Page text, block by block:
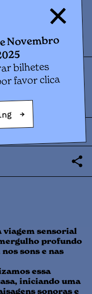
viagem sensorial
profundo
sons e nas
essa
iniciando uma
sonoras e
Novembro
bilhetes
favor clica
→